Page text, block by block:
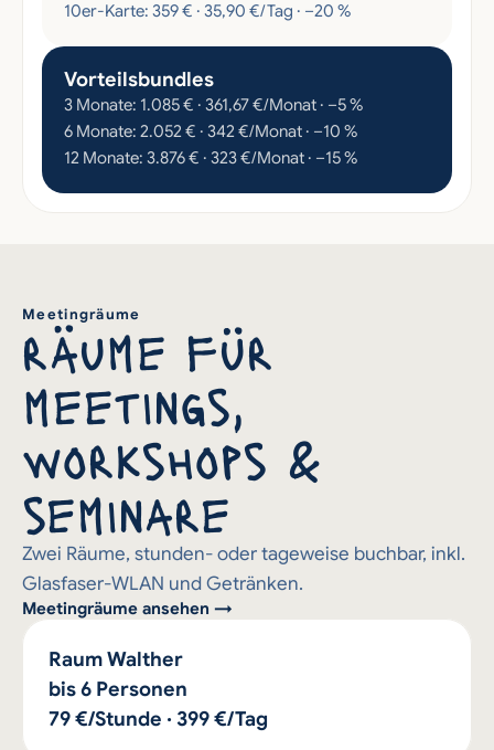
10er-Karte: 359 € · 35,90 €/Tag · –20 %
Vorteilsbundles
3 Monate: 1.085 € · 361,67 €/Monat · –5 %
6 Monate: 2.052 € · 342 €/Monat · –10 %
12 Monate: 3.876 € · 323 €/Monat · –15 %
Meetingräume
räume für
meetings,
workshops &
seminare
Zwei Räume, stunden- oder tageweise buchbar, inkl.
Glasfaser-WLAN und Getränken.
Meetingräume ansehen →
Raum Walther
bis 6 Personen
79 €/Stunde · 399 €/Tag